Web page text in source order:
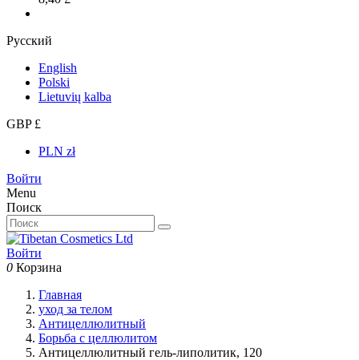
Русский
English
Polski
Lietuvių kalba
GBP £
PLN zł
Войти
Menu
Поиск
Войти
0 Корзина
Главная
уход за телом
Антицеллюлитный
Борьба с целлюлитом
Антицеллюлитный гель-липолитик, 120